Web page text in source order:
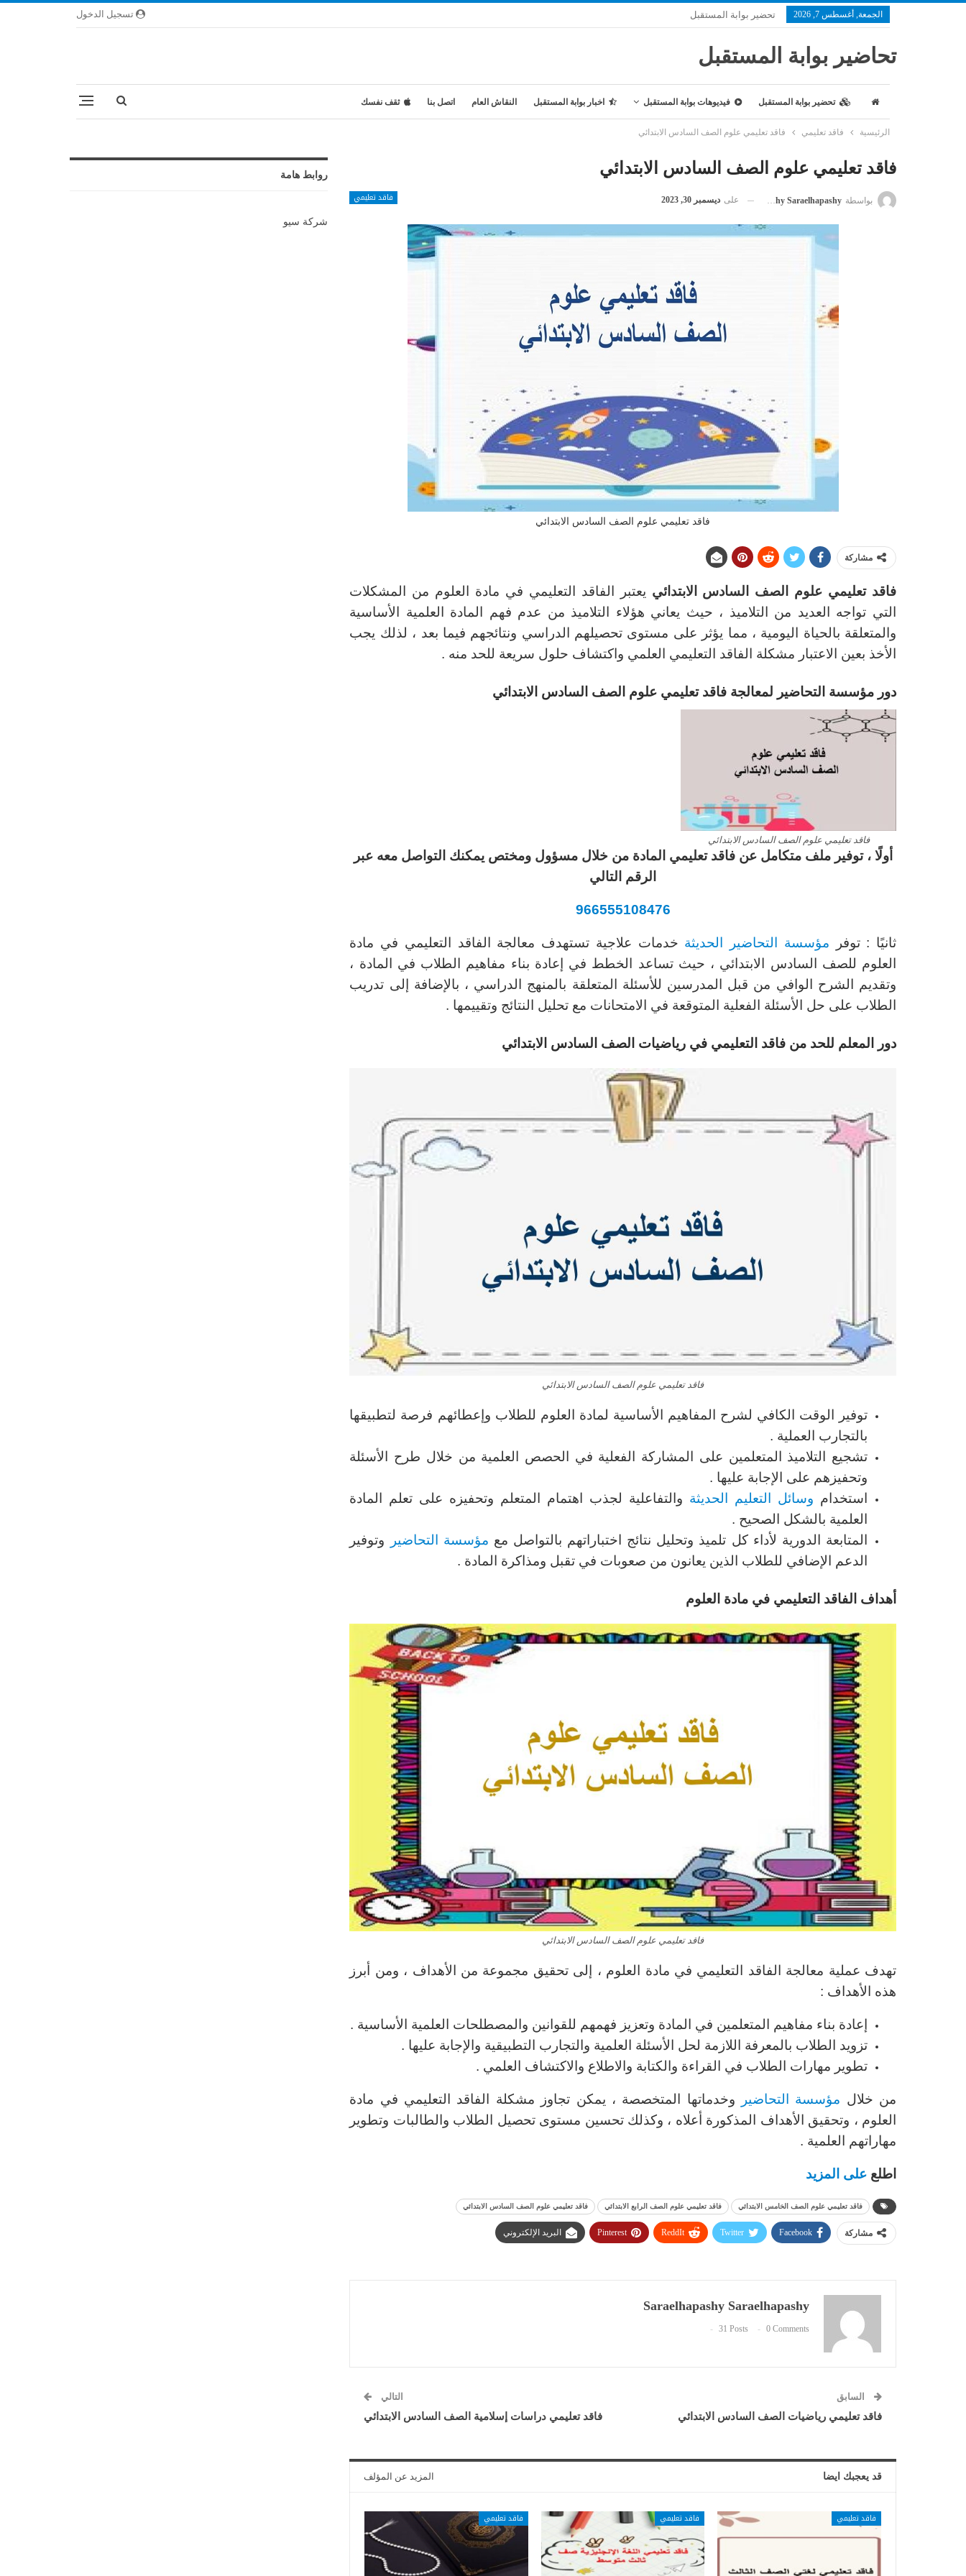
تسجيل الدخول الجمعة, أغسطس 7, 2026 تحضير بوابة المستقبل
تحاضير بوابة المستقبل
تحضير بوابة المستقبل فيديوهات بوابة المستقبل اخبار بوابة المستقبل النقاش العام اتصل بنا ثقف نفسك
الرئيسية فاقد تعليمي فاقد تعليمي علوم الصف السادس الابتدائي
فاقد تعليمي علوم الصف السادس الابتدائي
فاقد تعليمي بواسطة Saraelhapashy Saraelhapashy على ديسمبر 30, 2023
فاقد تعليمي علوم الصف السادس الابتدائي
مشاركة
فاقد تعليمي علوم الصف السادس الابتدائي يعتبر الفاقد التعليمي في مادة العلوم من المشكلات
التي تواجه العديد من التلاميذ ، حيث يعاني هؤلاء التلاميذ من عدم فهم المادة العلمية الأساسية
والمتعلقة بالحياة اليومية ، مما يؤثر على مستوى تحصيلهم الدراسي ونتائجهم فيما بعد ، لذلك يجب
الأخذ بعين الاعتبار مشكلة الفاقد التعليمي العلمي واكتشاف حلول سريعة للحد منه .
دور مؤسسة التحاضير لمعالجة فاقد تعليمي علوم الصف السادس الابتدائي
فاقد تعليمي علوم الصف السادس الابتدائي
أولًا ، توفير ملف متكامل عن فاقد تعليمي المادة من خلال مسؤول ومختص يمكنك التواصل معه عبر
الرقم التالي
966555108476
ثانيًا : توفر مؤسسة التحاضير الحديثة خدمات علاجية تستهدف معالجة الفاقد التعليمي في مادة
العلوم للصف السادس الابتدائي ، حيث تساعد الخطط في إعادة بناء مفاهيم الطلاب في المادة ،
وتقديم الشرح الوافي من قبل المدرسين للأسئلة المتعلقة بالمنهج الدراسي ، بالإضافة إلى تدريب
الطلاب على حل الأسئلة الفعلية المتوقعة في الامتحانات مع تحليل النتائج وتقييمها .
دور المعلم للحد من فاقد التعليمي في رياضيات الصف السادس الابتدائي
فاقد تعليمي علوم الصف السادس الابتدائي
توفير الوقت الكافي لشرح المفاهيم الأساسية لمادة العلوم للطلاب وإعطائهم فرصة لتطبيقها
بالتجارب العملية .
تشجيع التلاميذ المتعلمين على المشاركة الفعلية في الحصص العلمية من خلال طرح الأسئلة
وتحفيزهم على الإجابة عليها .
استخدام وسائل التعليم الحديثة والتفاعلية لجذب اهتمام المتعلم وتحفيزه على تعلم المادة
العلمية بالشكل الصحيح .
المتابعة الدورية لأداء كل تلميذ وتحليل نتائج اختباراتهم بالتواصل مع مؤسسة التحاضير
وتوفير
الدعم الإضافي للطلاب الذين يعانون من صعوبات في تقبل ومذاكرة المادة .
أهداف الفاقد التعليمي في مادة العلوم
فاقد تعليمي علوم الصف السادس الابتدائي
تهدف عملية معالجة الفاقد التعليمي في مادة العلوم ، إلى تحقيق مجموعة من الأهداف ، ومن أبرز
هذه الأهداف :
إعادة بناء مفاهيم المتعلمين في المادة وتعزيز فهمهم للقوانين والمصطلحات العلمية الأساسية .
تزويد الطلاب بالمعرفة اللازمة لحل الأسئلة العلمية والتجارب التطبيقية والإجابة عليها .
تطوير مهارات الطلاب في القراءة والكتابة والاطلاع والاكتشاف العلمي .
من خلال مؤسسة التحاضير
وخدماتها المتخصصة ، يمكن تجاوز مشكلة الفاقد التعليمي في مادة
العلوم ، وتحقيق الأهداف المذكورة أعلاه ، وكذلك تحسين مستوى تحصيل الطلاب والطالبات وتطوير
مهاراتهم العلمية .
اطلع على المزيد
فاقد تعليمي علوم الصف الخامس الابتدائي فاقد تعليمي علوم الصف الرابع الابتدائي فاقد تعليمي علوم الصف السادس الابتدائي
مشاركة Facebook
Twitter
ReddIt
Pinterest البريد الإلكتروني
Saraelhapashy Saraelhapashy
31 Posts 0 Comments
السابق
فاقد تعليمي رياضيات الصف السادس الابتدائي
التالي
فاقد تعليمي دراسات إسلامية الصف السادس الابتدائي
قد يعجبك ايضا المزيد عن المؤلف
فاقد تعليمي فاقد تعليمي فاقد تعليمي
روابط هامة
شركة سيو